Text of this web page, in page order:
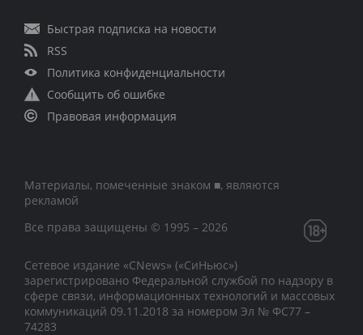
Быстрая подписка на новости
RSS
Политика конфиденциальности
Сообщить об ошибке
Правовая информация
Материалы, помеченные знаком ■, являются
рекламой
Все права защищены © 1995 – 2026
Сетевое издание «CNews» («СиНьюс»)
зарегистрировано Федеральной службой по надзору в
сфере связи, информационных технологий и массовых
коммуникаций 09.11.2018 за номером Эл № ФС77 –
74283